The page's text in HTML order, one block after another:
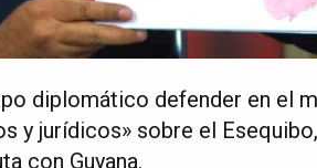
diplomático defender en el
y jurídicos» sobre el
con Guyana.